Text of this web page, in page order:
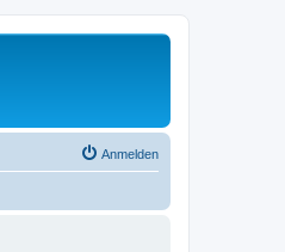
Anmelden